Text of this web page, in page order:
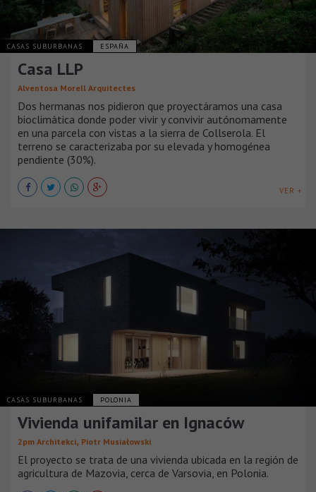
CASAS SUBURBANAS ESPAÑA
Casa LLP
Alventosa Morell Arquitectes
Dos hermanas nos pidieron que proyectáramos una casa
bioclimática donde poder vivir y convivir autónomamente
en una parcela con vistas a la sierra de Collserola. El
terreno se caracterizaba por su elevada y homogénea
pendiente (30%).
VER +
CASAS SUBURBANAS POLONIA
Vivienda unifamilar en Ignaców
2pm Architekci, Piotr Musiałowski
El proyecto se trata de una vivienda ubicada en la región de
agricultura de Mazovia, cerca de Varsovia, en Polonia.